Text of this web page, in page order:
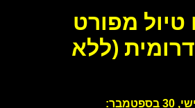
טיול מפורט
(ללא